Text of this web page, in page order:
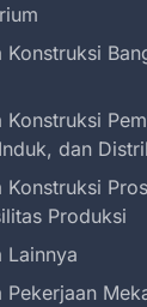
Konstruksi
Konstruksi
dan
Konstruksi
Produksi
Lainnya
Pekerjaan